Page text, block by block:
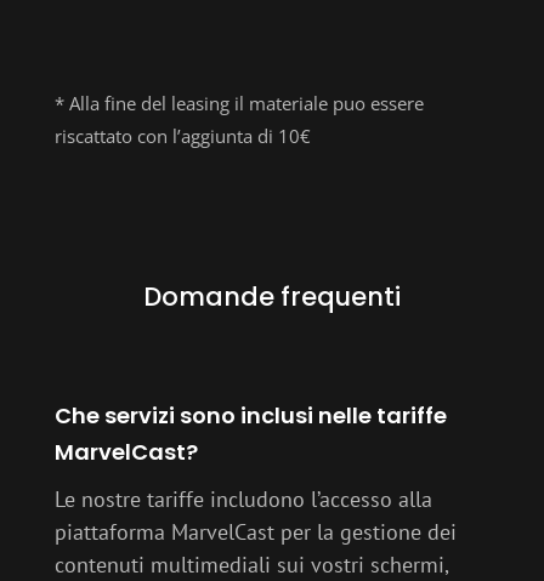
* Alla fine del leasing il materiale puo essere
riscattato con l’aggiunta di 10€
Domande frequenti
Che servizi sono inclusi nelle tariffe
MarvelCast?
Le nostre tariffe includono l’accesso alla
piattaforma MarvelCast per la gestione dei
contenuti multimediali sui vostri schermi,